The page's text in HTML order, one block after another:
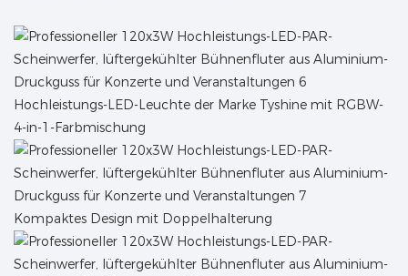
Hochleistungs-LED-Leuchte der Marke Tyshine mit RGBW-
4-in-1-Farbmischung
Kompaktes Design mit Doppelhalterung